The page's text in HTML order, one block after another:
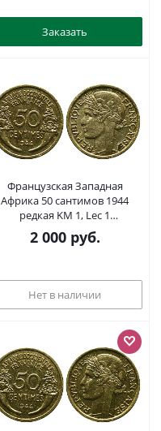
Заказать
Французская Западная
Африка 50 сантимов 1944
редкая KM 1, Lec 1
алюминиевая бронза aUNC
4381-944
2 000руб.
Нет в наличии